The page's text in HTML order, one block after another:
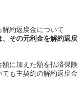
解約返戻金について
その元利金を解約返戻
額に加えた額を払済保険
も主契約の解約返戻金